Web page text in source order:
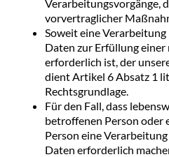
Verarbeitungsvorgänge,
vorvertraglicher
Soweit eine
Daten zur Erfüllung
erforderlich ist, der
dient Artikel 6 Absatz 1
Rechtsgrundlage.
Für den Fall, dass
betroffenen Person oder
Person eine
Daten erforderlich